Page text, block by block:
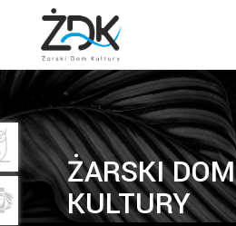
ŻARSKI DOM
KULTURY